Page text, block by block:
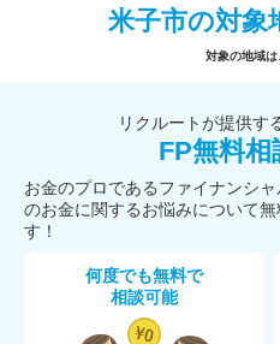
米子市の対象
対象の地域は
リクルートが提供す
FP無料相
お金のプロであるファイナンシ
のお金に関するお悩みについて
す！
何度でも無料で
相談可能